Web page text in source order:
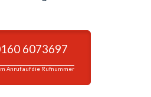
6073697
Anruf auf die Rufnummer